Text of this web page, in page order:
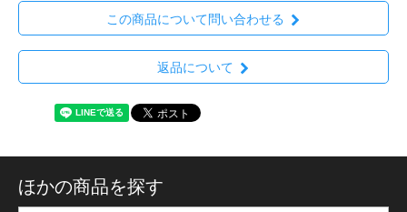
この商品について問い合わせる
返品について
ほかの商品を探す